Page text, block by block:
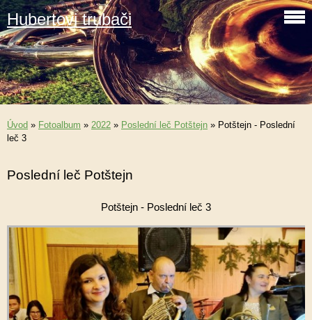
Hubertovi trubači
Úvod » Fotoalbum » 2022 » Poslední leč Potštejn » Potštejn - Poslední
leč 3
Poslední leč Potštejn
Potštejn - Poslední leč 3